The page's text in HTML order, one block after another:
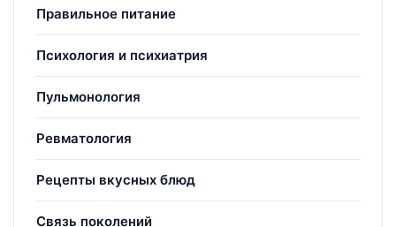
Правильное питание
Психология и психиатрия
Пульмонология
Ревматология
Рецепты вкусных блюд
Связь поколений